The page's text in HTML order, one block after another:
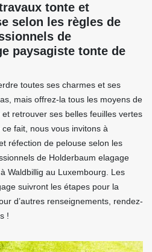
tonte et
selon les règles de
de
paysagiste tonte de
toutes ses charmes et ses
mais offrez-la tous les moyens de
retrouver ses belles feuilles vertes
fait, nous vous invitons à
réfection de pelouse selon les
de Holderbaum elagage
Waldbillig au Luxembourg. Les
suivront les étapes pour la
d’autres renseignements, rendez-
!